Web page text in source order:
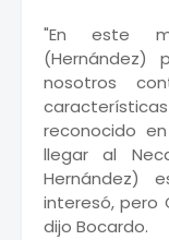
"En este
nosotros
reconocido
llegar al
Hernández)
interesó, pero
dijo Bocardo.